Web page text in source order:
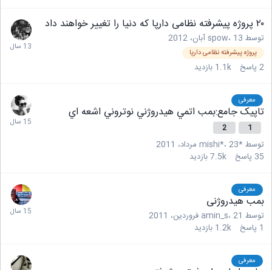
۲۰ پروژه پیشرفته نظامی دارپا که دنیا را تغییر خواهند داد
توسط spow ،13 آبان، 2012
پروژه پیشرفته نظامی دارپا
2پاسخ 1.1k بازدید
معرفی
تاپیک جامع:بمب اتمي هيدروژني نوتروني اشعه اي
1
2
توسط*mishi* ،23 مرداد، 2011
35 پاسخ 7.5kبازدید
معرفی
بمب هیدروژنی
توسط amin_s ،21 فروردین، 2011
پاسخ 1.2k بازدید
معرفی